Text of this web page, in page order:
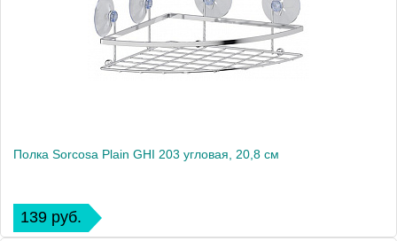
Полка Sorcosa Plain GHI 203 угловая, 20,8 см
139 руб.